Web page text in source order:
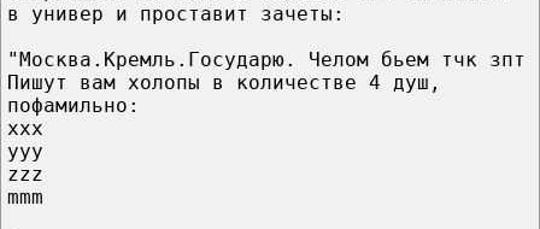
в универ и проставит зачеты:
"Москва.Кремль.Государю. Челом бьем тчк зпт
Пишут вам холопы в количестве 4 душ,
пофамильно:
xxx
yyy
zzz
mmm